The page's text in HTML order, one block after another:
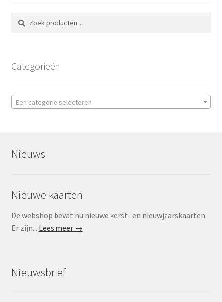
Zoeken
naar:
Zoeken
Categorieën
Een categorie selecteren
Nieuws
Nieuwe kaarten
De webshop bevat nu nieuwe kerst- en nieuwjaarskaarten.
Er zijn... Lees meer →
Nieuwsbrief